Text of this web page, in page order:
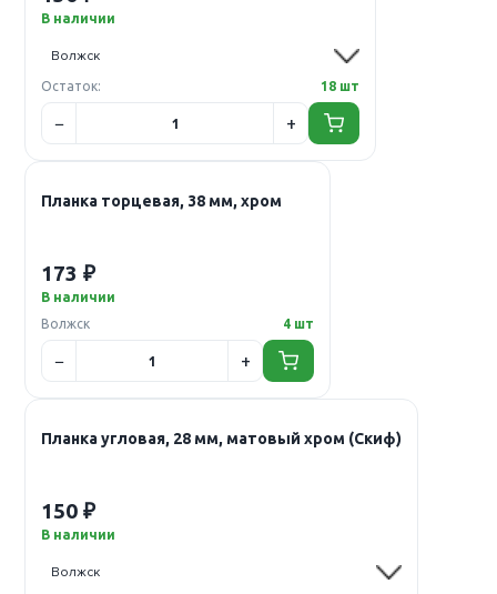
В наличии
Остаток: 18 шт
Планка торцевая, 38 мм, хром
173 ₽
В наличии
Волжск
4 шт
Планка угловая, 28 мм, матовый хром (Скиф)
150 ₽
В наличии